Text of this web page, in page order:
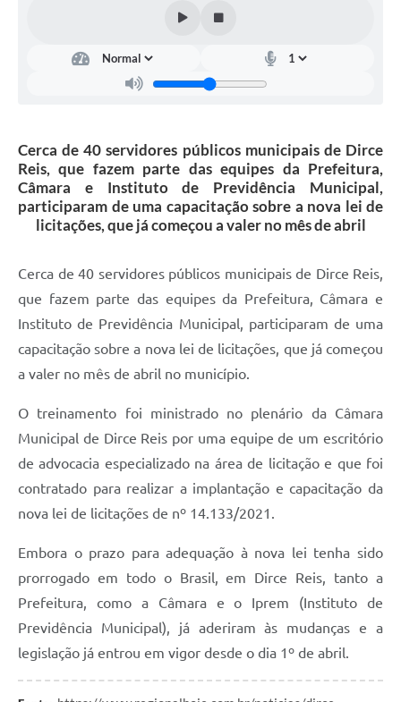
Carta de Serviços
Projetos
Serviços
Telefones Úteis
Agenda
Emprega
Terceiro Setor
Perguntas Frequentes
Cerca de 40 servidores públicos municipais de Dirce
Reis, que fazem parte das equipes da Prefeitura,
Câmara e Instituto de Previdência Municipal,
participaram de uma capacitação sobre a nova lei de
licitações, que já começou a valer no mês de abril
Cerca de 40 servidores públicos municipais de Dirce Reis,
que fazem parte das equipes da Prefeitura, Câmara e
Instituto de Previdência Municipal, participaram de uma
capacitação sobre a nova lei de licitações, que já começou
a valer no mês de abril no município.
O treinamento foi ministrado no plenário da Câmara
Municipal de Dirce Reis por uma equipe de um escritório
de advocacia especializado na área de licitação e que foi
contratado para realizar a implantação e capacitação da
nova lei de licitações de nº 14.133/2021.
Embora o prazo para adequação à nova lei tenha sido
prorrogado em todo o Brasil, em Dirce Reis, tanto a
Prefeitura, como a Câmara e o Iprem (Instituto de
Previdência Municipal), já aderiram às mudanças e a
legislação já entrou em vigor desde o dia 1º de abril.